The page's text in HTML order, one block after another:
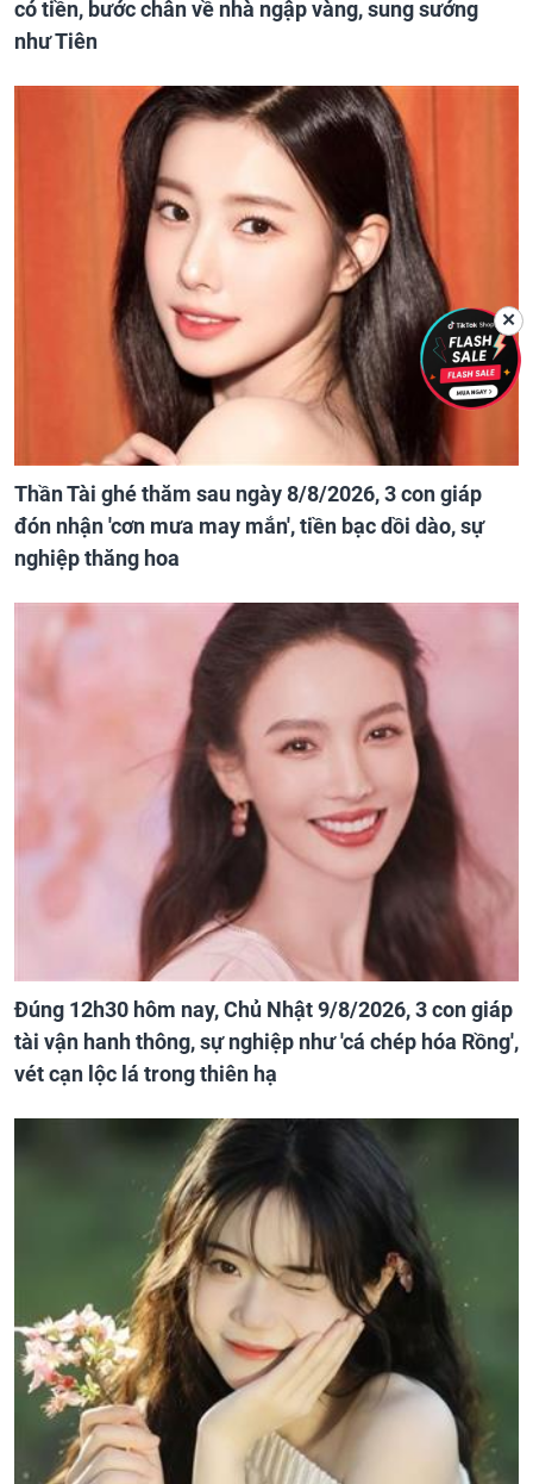
có tiền, bước chân về nhà ngập vàng, sung sướng
như Tiên
Thần Tài ghé thăm sau ngày 8/8/2026, 3 con giáp
đón nhận 'cơn mưa may mắn', tiền bạc dồi dào, sự
nghiệp thăng hoa
Đúng 12h30 hôm nay, Chủ Nhật 9/8/2026, 3 con giáp
tài vận hanh thông, sự nghiệp như 'cá chép hóa Rồng',
vét cạn lộc lá trong thiên hạ
✕